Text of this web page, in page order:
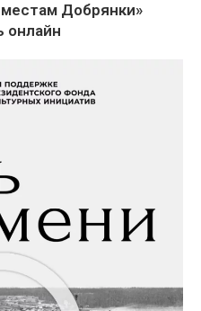
Добрянки»
онлайн